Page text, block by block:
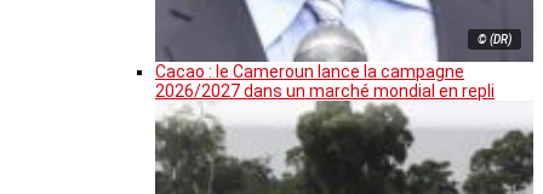
© (DR)
Cacao : le Cameroun lance la campagne
2026/2027 dans un marché mondial en repli